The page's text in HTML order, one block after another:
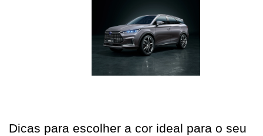
Dicas para escolher a cor ideal para o seu